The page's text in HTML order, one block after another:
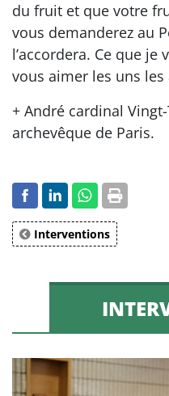
du fruit et que votre
vous demanderez au
l’accordera. Ce que je
vous aimer les uns les
+ André cardinal
archevêque de Paris.
Interventions